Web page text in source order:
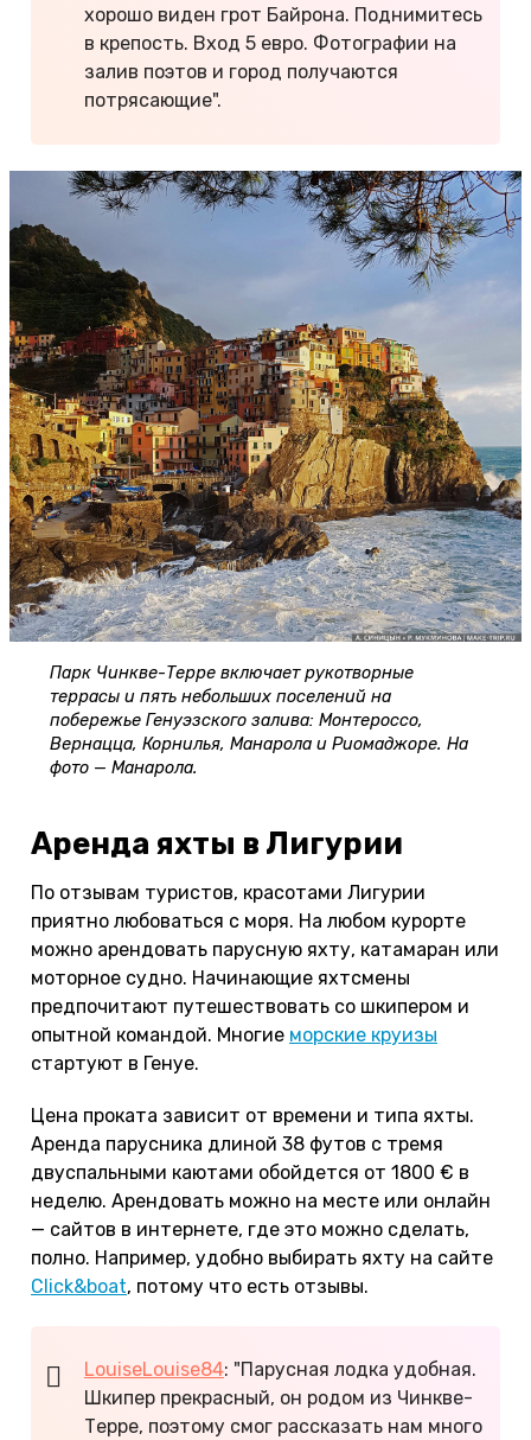
хорошо виден грот Байрона. Поднимитесь
в крепость. Вход 5 евро. Фотографии на
залив поэтов и город получаются
потрясающие".
Парк Чинкве-Терре включает рукотворные
террасы и пять небольших поселений на
побережье Генуэзского залива: Монтероссо,
Вернацца, Корнилья, Манарола и Риомаджоре. На
фото — Манарола.
Аренда яхты в Лигурии
По отзывам туристов, красотами Лигурии
приятно любоваться с моря. На любом курорте
можно арендовать парусную яхту, катамаран или
моторное судно. Начинающие яхтсмены
предпочитают путешествовать со шкипером и
опытной командой. Многие морские круизы
стартуют в Генуе.
Цена проката зависит от времени и типа яхты.
Аренда парусника длиной 38 футов с тремя
двуспальными каютами обойдется от 1800 € в
неделю. Арендовать можно на месте или онлайн
— сайтов в интернете, где это можно сделать,
полно. Например, удобно выбирать яхту на сайте
Click&boat, потому что есть отзывы.
LouiseLouise84: "Парусная лодка удобная.
Шкипер прекрасный, он родом из Чинкве-
Терре, поэтому смог рассказать нам много